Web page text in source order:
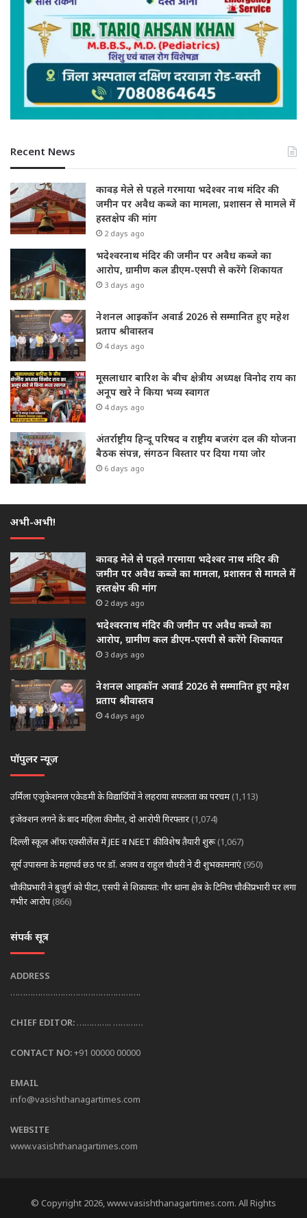
Recent News
कावड़ मेले से पहले गरमाया भदेश्वर नाथ मंदिर की
जमीन पर अवैध कब्जे का मामला, प्रशासन से मामले में
हस्तक्षेप की मांग
2 days ago
भदेश्वरनाथ मंदिर की जमीन पर अवैध कब्जे का
आरोप, ग्रामीण कल डीएम-एसपी से करेंगे शिकायत
3 days ago
नेशनल आइकॉन अवार्ड 2026 से सम्मानित हुए महेश
प्रताप श्रीवास्तव
4 days ago
मूसलाधार बारिश के बीच क्षेत्रीय अध्यक्ष विनोद राय का
अनूप खरे ने किया भव्य स्वागत
4 days ago
अंतर्राष्ट्रीय हिन्दू परिषद व राष्ट्रीय बजरंग दल की योजना
बैठक संपन्न, संगठन विस्तार पर दिया गया जोर
6 days ago
अभी-अभी!
कावड़ मेले से पहले गरमाया भदेश्वर नाथ मंदिर की
जमीन पर अवैध कब्जे का मामला, प्रशासन से मामले में
हस्तक्षेप की मांग
2 days ago
भदेश्वरनाथ मंदिर की जमीन पर अवैध कब्जे का
आरोप, ग्रामीण कल डीएम-एसपी से करेंगे शिकायत
3 days ago
नेशनल आइकॉन अवार्ड 2026 से सम्मानित हुए महेश
प्रताप श्रीवास्तव
4 days ago
पॉपुलर न्यूज़
उर्मिला एजुकेशनल एकेडमी के विद्यार्थियों ने लहराया सफलता का परचम (1,113)
इंजेक्शन लगने के बाद महिला की मौत, दो आरोपी गिरफ्तार (1,074)
दिल्ली स्कूल ऑफ एक्सीलेंस में JEE व NEET की विशेष तैयारी शुरू (1,067)
सूर्य उपासना के महापर्व छठ पर डॉ. अजय व राहुल चौधरी ने दी शुभकामनाएं (950)
चौकी प्रभारी ने बुजुर्ग को पीटा, एसपी से शिकायत: गौर थाना क्षेत्र के टिनिच चौकी प्रभारी पर लगा
गंभीर आरोप (866)
संपर्क सूत्र
ADDRESS
…………………………………………….
CHIEF EDITOR: ………….. …………
CONTACT NO:+91 00000 00000
EMAIL
info@vasishthanagartimes.com
WEBSITE
www.vasishthanagartimes.com
© Copyright 2026, www.vasishthanagartimes.com. All Rights